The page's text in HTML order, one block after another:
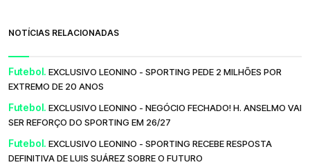
NOTÍCIAS RELACIONADAS
Futebol. EXCLUSIVO LEONINO - SPORTING PEDE 2 MILHÕES POR
EXTREMO DE 20 ANOS
Futebol. EXCLUSIVO LEONINO - NEGÓCIO FECHADO! H. ANSELMO VAI
SER REFORÇO DO SPORTING EM 26/27
Futebol. EXCLUSIVO LEONINO - SPORTING RECEBE RESPOSTA
DEFINITIVA DE LUIS SUÁREZ SOBRE O FUTURO